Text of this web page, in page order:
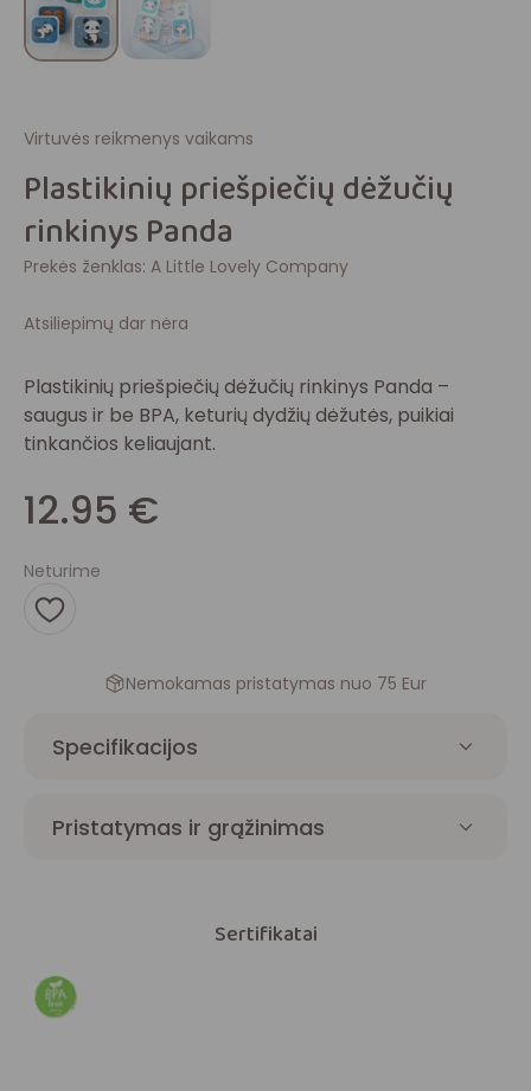
Virtuvės reikmenys vaikams
Plastikinių priešpiečių dėžučių
rinkinys Panda
Prekės ženklas: A Little Lovely Company
Atsiliepimų dar nėra
Plastikinių priešpiečių dėžučių rinkinys Panda –
saugus ir be BPA, keturių dydžių dėžutės, puikiai
tinkančios keliaujant.
12.95 €
Neturime
Nemokamas pristatymas nuo 75 Eur
Specifikacijos
Pristatymas ir grąžinimas
Sertifikatai